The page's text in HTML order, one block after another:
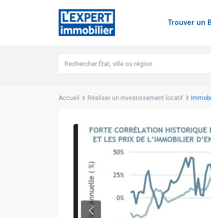
Trouver un
Accueil Réaliser un investissement locatif